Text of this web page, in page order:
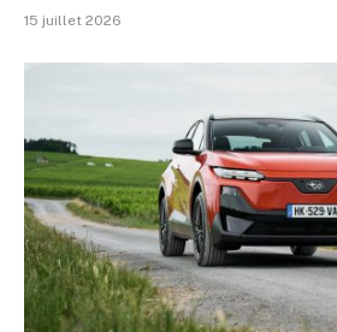
15 juillet 2026